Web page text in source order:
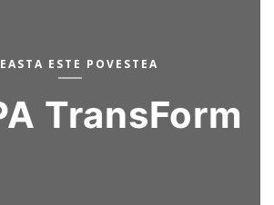
ESTE POVESTEA
TransForm